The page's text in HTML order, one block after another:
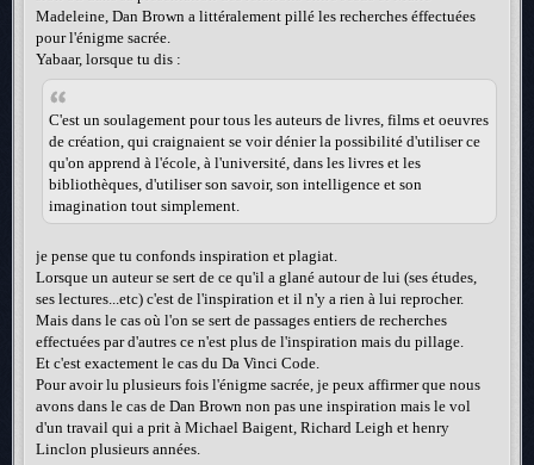
Madeleine, Dan Brown a littéralement pillé les recherches éffectuées
pour l'énigme sacrée.
Yabaar, lorsque tu dis :
C'est un soulagement pour tous les auteurs de livres, films et oeuvres
de création, qui craignaient se voir dénier la possibilité d'utiliser ce
qu'on apprend à l'école, à l'université, dans les livres et les
bibliothèques, d'utiliser son savoir, son intelligence et son
imagination tout simplement.
je pense que tu confonds inspiration et plagiat.
Lorsque un auteur se sert de ce qu'il a glané autour de lui (ses études,
ses lectures...etc) c'est de l'inspiration et il n'y a rien à lui reprocher.
Mais dans le cas où l'on se sert de passages entiers de recherches
effectuées par d'autres ce n'est plus de l'inspiration mais du pillage.
Et c'est exactement le cas du Da Vinci Code.
Pour avoir lu plusieurs fois l'énigme sacrée, je peux affirmer que nous
avons dans le cas de Dan Brown non pas une inspiration mais le vol
d'un travail qui a prit à Michael Baigent, Richard Leigh et henry
Linclon plusieurs années.